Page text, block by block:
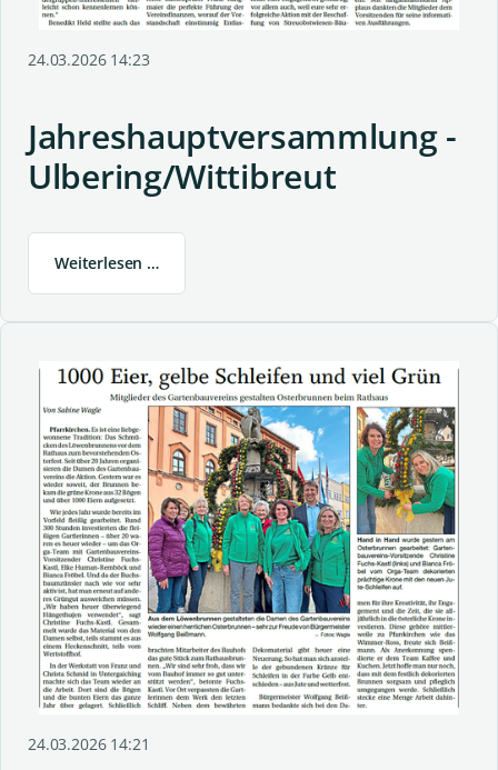
24.03.2026 14:23
Jahreshauptversammlung -
Ulbering/Wittibreut
Weiterlesen …
24.03.2026 14:21